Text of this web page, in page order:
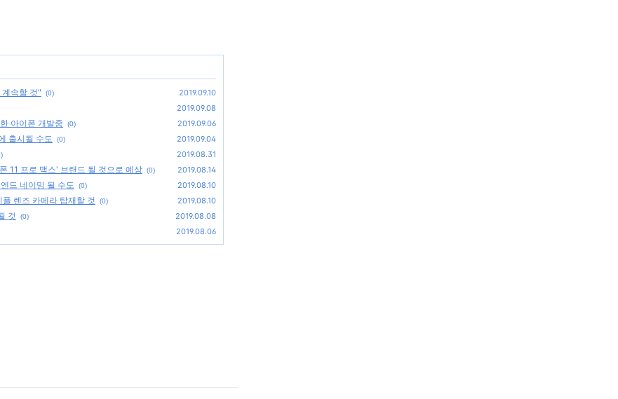
속할 것" (0) 2019.09.10
2019.09.08
아이폰 개발중 (0) 2019.09.06
출시될 수도 (0) 2019.09.04
2019.08.31
11 프로 맥스' 브랜드 될 것으로 예상 (0) 2019.08.14
드 네이밍 될 수도 (0) 2019.08.10
렌즈 카메라 탑재할 것 (0) 2019.08.10
것 (0) 2019.08.08
2019.08.06